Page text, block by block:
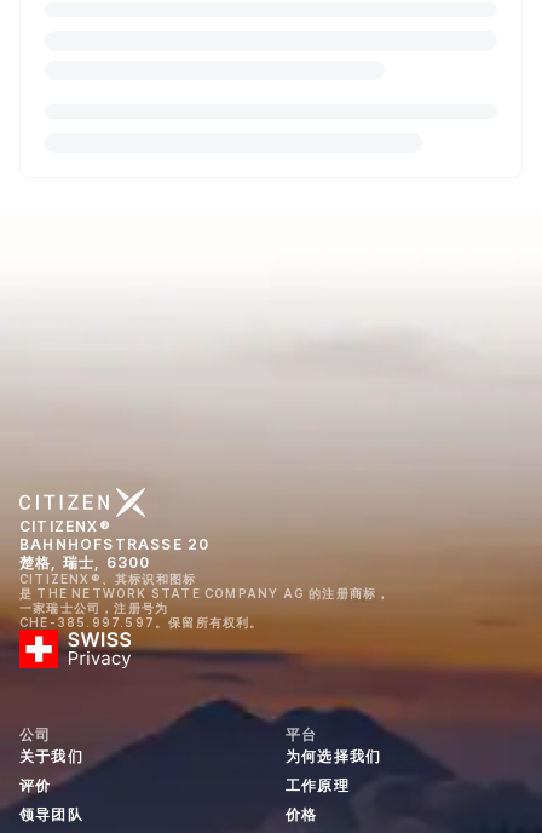
CITIZENX®
BAHNHOFSTRASSE 20
楚格, 瑞士, 6300
CITIZENX®、其标识和图标
是 THE NETWORK STATE COMPANY AG 的注册商标，
一家瑞士公司，注册号为
CHE-385.997.597。保留所有权利。
公司
关于我们
评价
领导团队
平台
为何选择我们
工作原理
价格